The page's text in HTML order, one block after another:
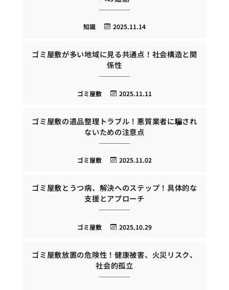
2025.11.14
知識
ゴミ屋敷が多い地域に見る共通点！社会構造と関
係性
2025.11.11
ゴミ屋敷
ゴミ屋敷の遺品整理トラブル！悪質業者に騙され
ないための注意点
2025.11.02
ゴミ屋敷
ゴミ屋敷とうつ病、解決へのステップ！具体的な
支援とアプローチ
2025.10.29
ゴミ屋敷
ゴミ屋敷放置の危険性！健康被害、火災リスク、
社会的孤立